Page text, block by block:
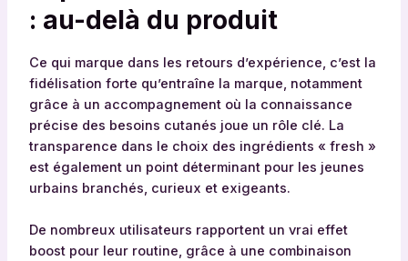
: au-delà du produit
Ce qui marque dans les retours d’expérience, c’est la
fidélisation forte qu’entraîne la marque, notamment
grâce à un accompagnement où la connaissance
précise des besoins cutanés joue un rôle clé. La
transparence dans le choix des ingrédients « fresh »
est également un point déterminant pour les jeunes
urbains branchés, curieux et exigeants.
De nombreux utilisateurs rapportent un vrai effet
boost pour leur routine, grâce à une combinaison